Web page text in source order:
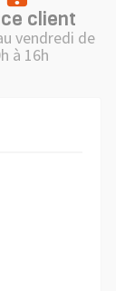
client
vendredi de
à 16h